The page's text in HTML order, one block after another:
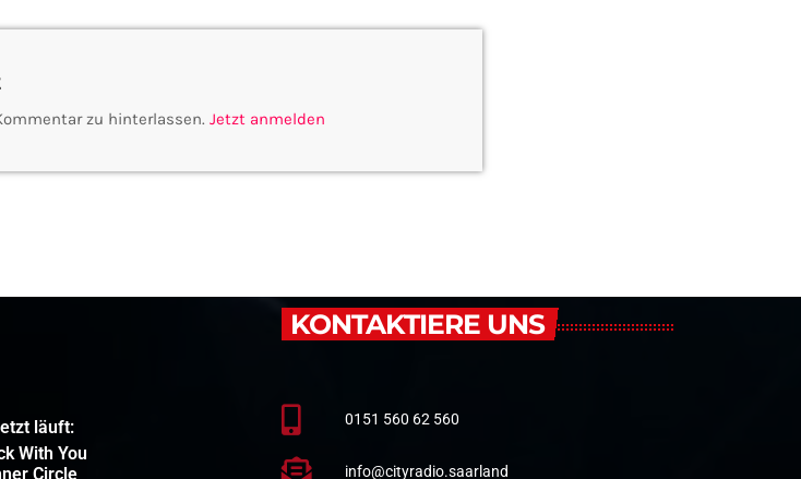
zu hinterlassen. Jetzt anmelden
läuft:
With You
Circle
KONTAKTIERE UNS
0151 560 62 560
info@cityradio.saarland